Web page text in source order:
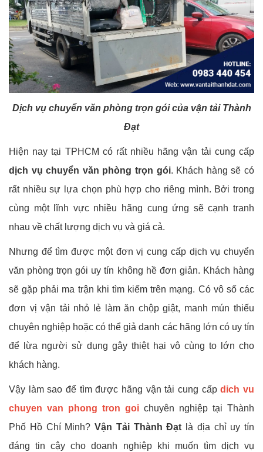
Dịch vụ chuyển văn phòng trọn gói của vận tải Thành
Đạt
Hiện nay tại TPHCM có rất nhiều hãng vận tải cung cấp
dịch vụ chuyển văn phòng trọn gói. Khách hàng sẽ có
rất nhiều sự lựa chọn phù hợp cho riêng mình. Bởi trong
cùng một lĩnh vực nhiều hãng cung ứng sẽ cạnh tranh
nhau về chất lượng dịch vụ và giá cả.
Nhưng để tìm được một đơn vị cung cấp dịch vụ chuyển
văn phòng trọn gói uy tín không hề đơn giản. Khách hàng
sẽ gặp phải ma trận khi tìm kiếm trên mạng. Có vô số các
đơn vị vận tải nhỏ lẻ làm ăn chộp giật, manh mún thiếu
chuyên nghiệp hoặc có thể giả danh các hãng lớn có uy tín
để lừa người sử dụng gây thiệt hại vô cùng to lớn cho
khách hàng.
Vậy làm sao để tìm được hãng vận tải cung cấpdich vu
chuyen van phong tron goi chuyên nghiệp tại Thành
Phố Hồ Chí Minh? Vận Tải Thành Đạt là địa chỉ uy tín
đáng tin cậy cho doanh nghiệp khi muốn tìm dịch vụ